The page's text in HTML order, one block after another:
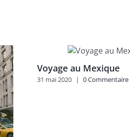
Voyage au Mexique
31 mai 2020 | 0 Commentaire